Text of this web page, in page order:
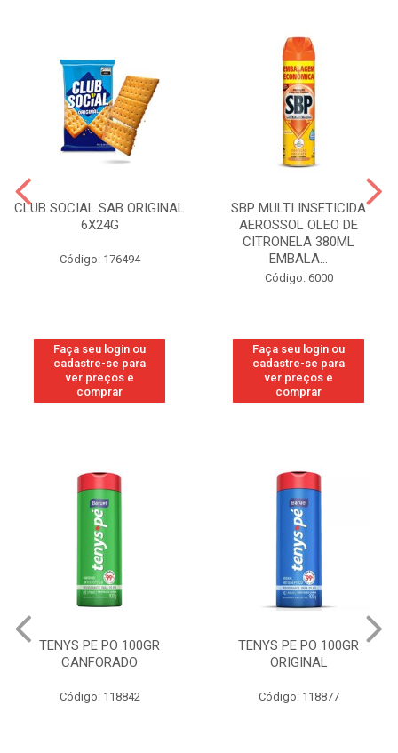
CLUB SOCIAL SAB ORIGINAL
6X24G
Código: 176494
Faça seu login ou
cadastre-se para
ver preços e
comprar
SBP MULTI INSETICIDA
AEROSSOL OLEO DE
CITRONELA 380ML
EMBALA...
Código: 6000
Faça seu login ou
cadastre-se para
ver preços e
comprar
TENYS PE PO 100GR
CANFORADO
Código: 118842
TENYS PE PO 100GR
ORIGINAL
Código: 118877